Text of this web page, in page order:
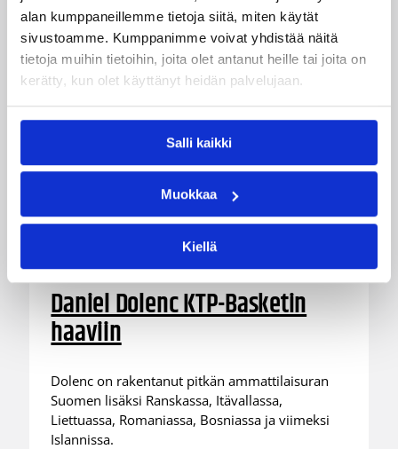
alan kumppaneillemme tietoja siitä, miten käytät
sivustoamme. Kumppanimme voivat yhdistää näitä
tietoja muihin tietoihin, joita olet antanut heille tai joita on
kerätty, kun olet käyttänyt heidän palvelujaan.
Salli kaikki
Muokkaa
Kiellä
Daniel Dolenc KTP-Basketin
haaviin
Dolenc on rakentanut pitkän ammattilaisuran
Suomen lisäksi Ranskassa, Itävallassa,
Liettuassa, Romaniassa, Bosniassa ja viimeksi
Islannissa.